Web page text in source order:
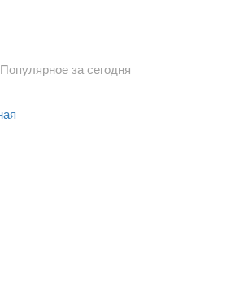
Популярное за сегодня